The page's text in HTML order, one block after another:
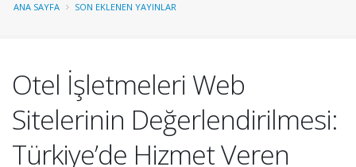
ANA SAYFA SON EKLENEN YAYINLAR
Otel İşletmeleri Web
Sitelerinin Değerlendirilmesi:
Türkiye’de Hizmet Veren